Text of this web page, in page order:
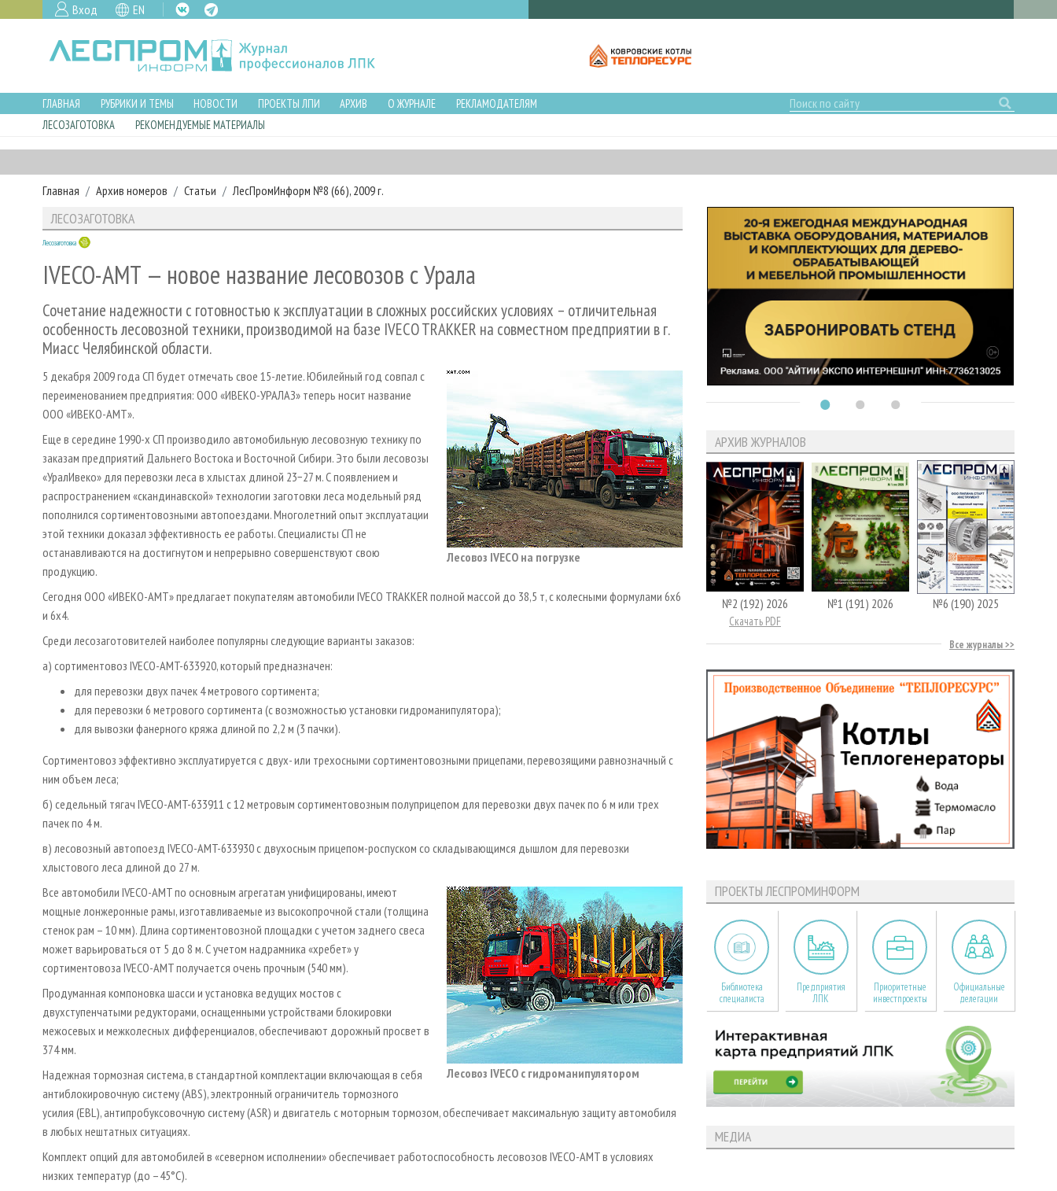
Вход EN
ГЛАВНАЯ РУБРИКИ И ТЕМЫ НОВОСТИ ПРОЕКТЫ ЛПИ АРХИВ О ЖУРНАЛЕ
РЕКЛАМОДАТЕЛЯМ
ЛЕСОЗАГОТОВКА
РЕКОМЕНДУЕМЫЕ МАТЕРИАЛЫ
Главная Архив номеров Статьи ЛесПромИнформ №8 (66), 2009 г.
ЛЕСОЗАГОТОВКА
Лесозаготовка
IVECO-AMT — новое название лесовозов с Урала
Сочетание надежности с готовностью к эксплуатации в сложных российских условиях – отличительная
особенность лесовозной техники, производимой на базе IVECO TRAKKER на совместном предприятии в г.
Миасс Челябинской области.
Лесовоз IVECO на погрузке
5 декабря 2009 года СП будет отмечать свое 15-летие. Юбилейный год совпал с
переименованием предприятия: ОOO «ИВЕКО-УРАЛАЗ» теперь носит название
ООО «ИВЕКО-АМТ».
Еще в середине 1990-х СП производило автомобильную лесовозную технику по
заказам предприятий Дальнего Востока и Восточной Сибири. Это были лесовозы
«Урал­Ивеко» для перевозки леса в хлыстах длиной 23−27 м. С появлением и
распространением «скандинавской» технологии заготовки леса модельный ряд
пополнился сортиментовозными автопоездами. Многолетний опыт эксплуатации
этой техники доказал эффективность ее работы. Специалисты СП не
останавливаются на достигнутом и непрерывно совершенствуют свою
продукцию.
Сегодня ООО «ИВЕКО-АМТ» предлагает покупателям автомобили IVECO TRAKKER полной массой до 38,5 т, с колесными формулами 6х6
и 6х4.
Среди лесозаготовителей наиболее популярны следующие варианты заказов:
а) сортиментовоз IVECO-AMT-633920, который предназначен:
для перевозки двух пачек 4 метрового сортимента;
для перевозки 6 метрового сортимента (с возможностью установки гидроманипулятора);
для вывозки фанерного кряжа длиной по 2,2 м (3 пачки).
Сортиментовоз эффективно эксплуатируется с двух- или трехосными сортиментовозными прицепами, перевозящими равнозначный с
ним объем леса;
б) седельный тягач IVECO-AMT-633911 с 12 метровым сортиментовозным полуприцепом для перевозки двух пачек по 6 м или трех
пачек по 4 м.
в) лесовозный автопоезд IVECO-AMT-633930 с двухосным прицепом-роспуском со складывающимся дышлом для перевозки
хлыстового леса длиной до 27 м.
Лесовоз IVECO с гидроманипулятором
Все автомобили IVECO-AMT по основным агрегатам унифицированы, имеют
мощные лонжеронные рамы, изготавливаемые из высокопрочной стали (толщина
стенок рам – 10 мм). Длина сортиментовозной площадки с учетом заднего свеса
может варьироваться от 5 до 8 м. С учетом надрамника «хребет» у
сортиментовоза IVECO-AMT получается очень прочным (540 мм).
Продуманная компоновка шасси и установка ведущих мостов с
двухступенчатыми редукторами, оснащенными устройствами блокировки
межосевых и межколесных дифференциалов, обеспечивают дорожный просвет в
374 мм.
Надежная тормозная система, в стандартной комплектации включающая в себя
антиблокировочную систему (ABS), электронный ограничитель тормозного
усилия (EBL), антипробуксовочную систему (ASR) и двигатель с моторным тормозом, обеспечивает максимальную защиту автомобиля
в любых нештатных ситуациях.
Комплект опций для автомобилей в «северном исполнении» обеспечивает работоспособность лесовозов IVECO-AMT в условиях
низких температур (до –45°С).
АРХИВ ЖУРНАЛОВ
№2 (192) 2026
Скачать PDF
№1 (191) 2026 №6 (190) 2025
Все журналы
ПРОЕКТЫ ЛЕСПРОМИНФОРМ
Библиотека
специалиста
Предприятия
ЛПК
Приоритетные
инвестпроекты
Официальные
делегации
МЕДИА